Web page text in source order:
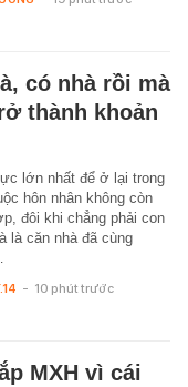
có nhà rồi mà
thành khoản
lớn nhất để ở lại trong
hôn nhân không còn
đôi khi chẳng phải con
là căn nhà đã cùng
- 10 phút trước
MXH vì cái